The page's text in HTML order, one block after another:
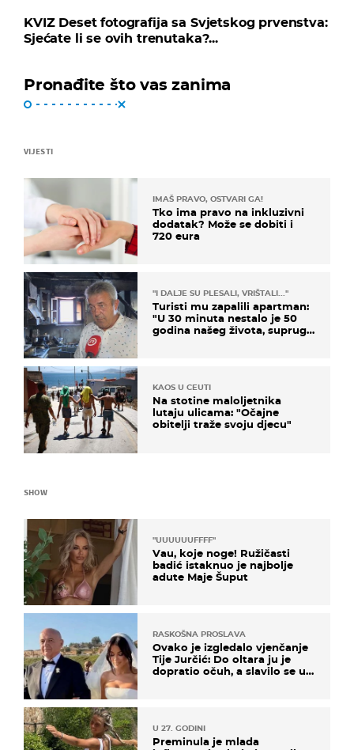
KVIZ Deset fotografija sa Svjetskog prvenstva:
Sjećate li se ovih trenutaka?...
Pronađite što vas zanima
VIJESTI
IMAŠ PRAVO, OSTVARI GA!
Tko ima pravo na inkluzivni
dodatak? Može se dobiti i
720 eura
"I DALJE SU PLESALI, VRIŠTALI..."
Turisti mu zapalili apartman:
"U 30 minuta nestalo je 50
godina našeg života, supruga
KAOS U CEUTI
Na stotine maloljetnika
lutaju ulicama: "Očajne
obitelji traže svoju djecu"
SHOW
"UUUUUUFFFF"
Vau, koje noge! Ružičasti
badić istaknuo je najbolje
adute Maje Šuput
RASKOŠNA PROSLAVA
Ovako je izgledalo vjenčanje
Tije Jurčić: Do oltara ju je
dopratio očuh, a slavilo se uz
U 27. GODINI
Preminula je mlada